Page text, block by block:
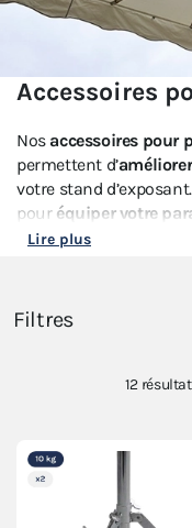
Accessoires
Nos accessoires pour
permettent d’
votre stand
pour équiper votre
parasol de marché
Vous pouvez aussi
pour votre parasol
lestages
directement aux
Lire plus
Filtres
12